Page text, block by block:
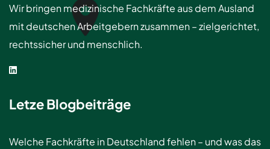
Wir bringen medizinische Fachkräfte aus dem Ausland
mit deutschen Arbeitgebern zusammen – zielgerichtet,
rechtssicher und menschlich.
Letze Blogbeiträge
Welche Fachkräfte in Deutschland fehlen – und was das